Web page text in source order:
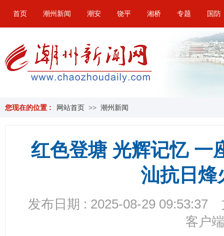
首页 潮州新闻 潮安 饶平 湘桥 专题 国防
您现在的位置 : 网站首页 >> 潮州新闻
红色登塘 光辉记忆 一
汕抗日烽
发布日期 : 2025-08-29 09:53:37
客户端